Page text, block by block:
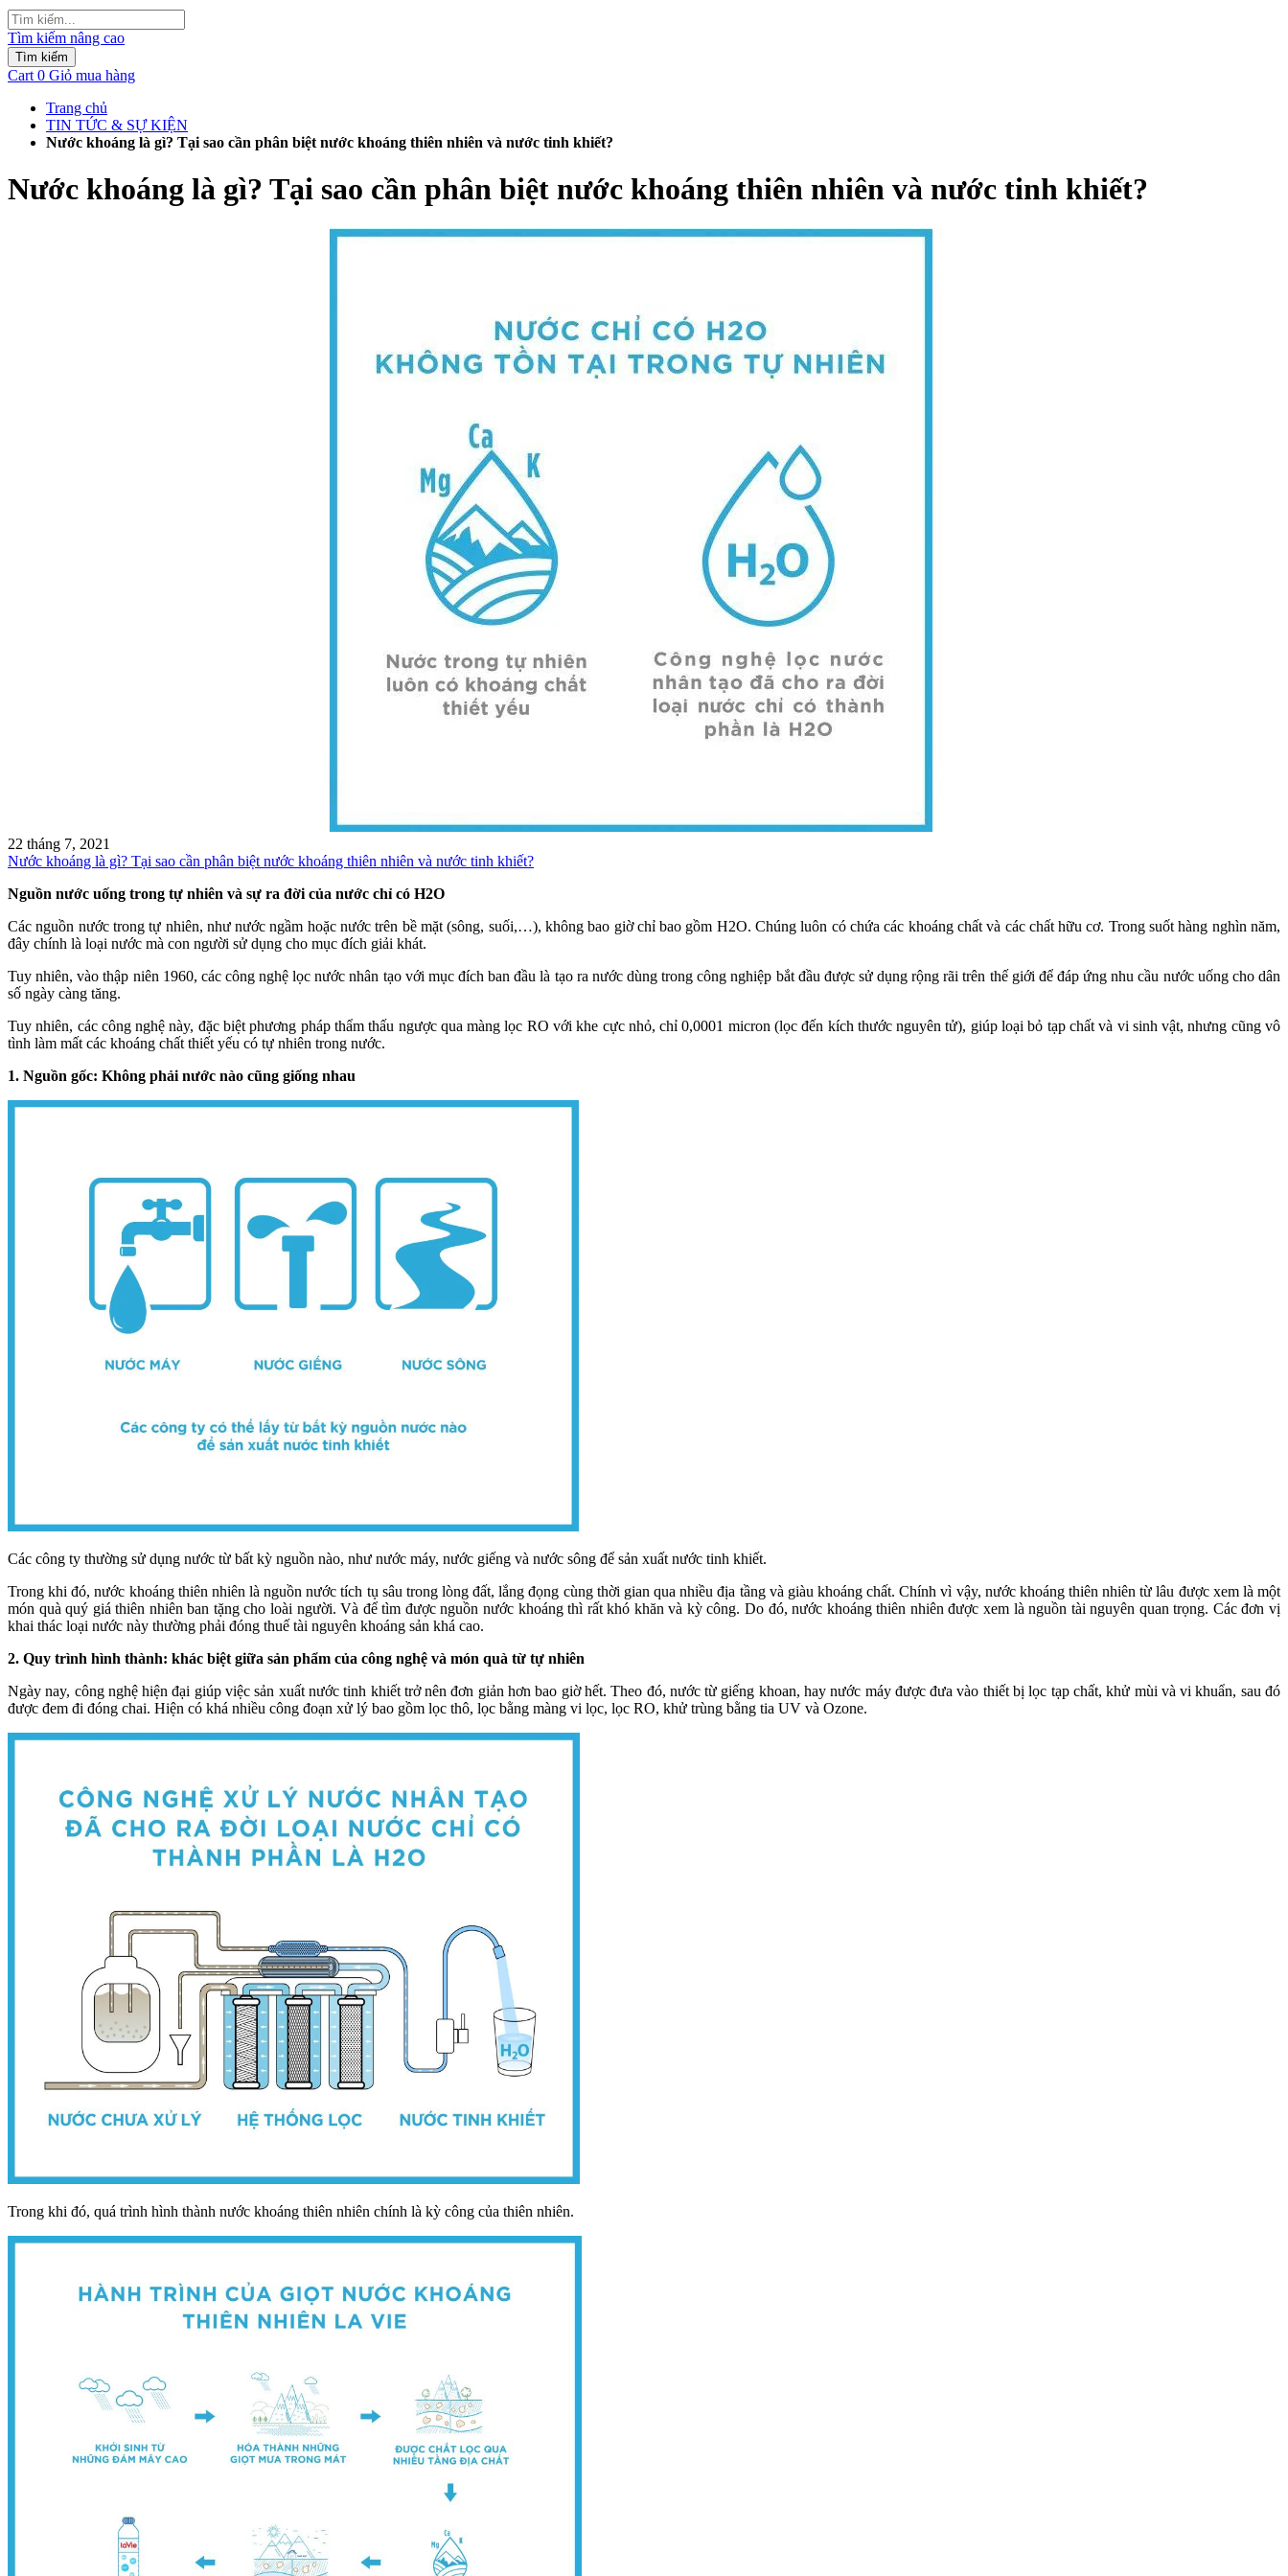
Tìm kiếm nâng cao
Tìm kiếm
Cart 0 Giỏ mua hàng
Trang chủ
TIN TỨC & SỰ KIỆN
Nước khoáng là gì? Tại sao cần phân biệt nước khoáng thiên nhiên và nước tinh khiết?
Nước khoáng là gì? Tại sao cần phân biệt nước khoáng thiên nhiên và nước tinh khiết?
22 tháng 7, 2021
Nước khoáng là gì? Tại sao cần phân biệt nước khoáng thiên nhiên và nước tinh khiết?
Nguồn nước uống trong tự nhiên và sự ra đời của nước chỉ có H2O
Các nguồn nước trong tự nhiên, như nước ngầm hoặc nước trên bề mặt (sông, suối,…), không bao giờ chỉ bao gồm H2O. Chúng luôn có chứa các khoáng chất và các chất hữu cơ. Trong suốt hàng nghìn năm,
đây chính là loại nước mà con người sử dụng cho mục đích giải khát.
Tuy nhiên, vào thập niên 1960, các công nghệ lọc nước nhân tạo với mục đích ban đầu là tạo ra nước dùng trong công nghiệp bắt đầu được sử dụng rộng rãi trên thế giới để đáp ứng nhu cầu nước uống cho dân
số ngày càng tăng.
Tuy nhiên, các công nghệ này, đặc biệt phương pháp thẩm thấu ngược qua màng lọc RO với khe cực nhỏ, chỉ 0,0001 micron (lọc đến kích thước nguyên tử), giúp loại bỏ tạp chất và vi sinh vật, nhưng cũng vô
tình làm mất các khoáng chất thiết yếu có tự nhiên trong nước.
1. Nguồn gốc: Không phải nước nào cũng giống nhau
Các công ty thường sử dụng nước từ bất kỳ nguồn nào, như nước máy, nước giếng và nước sông để sản xuất nước tinh khiết.
Trong khi đó, nước khoáng thiên nhiên là nguồn nước tích tụ sâu trong lòng đất, lắng đọng cùng thời gian qua nhiều địa tầng và giàu khoáng chất. Chính vì vậy, nước khoáng thiên nhiên từ lâu được xem là một
món quà quý giá thiên nhiên ban tặng cho loài người. Và để tìm được nguồn nước khoáng thì rất khó khăn và kỳ công. Do đó, nước khoáng thiên nhiên được xem là nguồn tài nguyên quan trọng. Các đơn vị
khai thác loại nước này thường phải đóng thuế tài nguyên khoáng sản khá cao.
2. Quy trình hình thành: khác biệt giữa sản phẩm của công nghệ và món quà từ tự nhiên
Ngày nay, công nghệ hiện đại giúp việc sản xuất nước tinh khiết trở nên đơn giản hơn bao giờ hết. Theo đó, nước từ giếng khoan, hay nước máy được đưa vào thiết bị lọc tạp chất, khử mùi và vi khuẩn, sau đó
được đem đi đóng chai. Hiện có khá nhiều công đoạn xử lý bao gồm lọc thô, lọc bằng màng vi lọc, lọc RO, khử trùng bằng tia UV và Ozone.
Trong khi đó, quá trình hình thành nước khoáng thiên nhiên chính là kỳ công của thiên nhiên.